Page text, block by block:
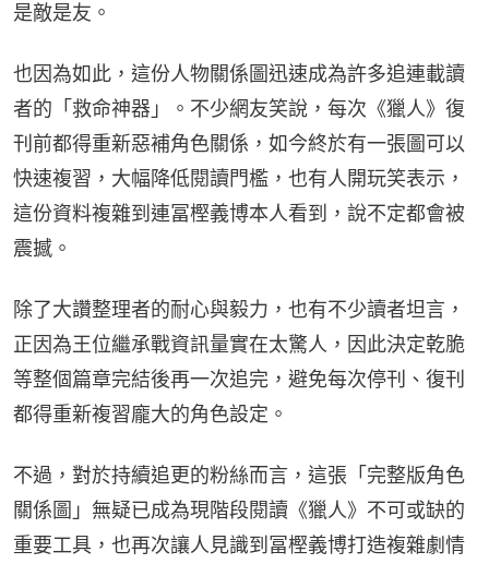
是敵是友。
也因為如此，這份人物關係圖迅速成為許多追連載讀
者的「救命神器」。不少網友笑說，每次《獵人》復
刊前都得重新惡補角色關係，如今終於有一張圖可以
快速複習，大幅降低閱讀門檻，也有人開玩笑表示，
這份資料複雜到連冨樫義博本人看到，說不定都會被
震撼。
除了大讚整理者的耐心與毅力，也有不少讀者坦言，
正因為王位繼承戰資訊量實在太驚人，因此決定乾脆
等整個篇章完結後再一次追完，避免每次停刊、復刊
都得重新複習龐大的角色設定。
不過，對於持續追更的粉絲而言，這張「完整版角色
關係圖」無疑已成為現階段閱讀《獵人》不可或缺的
重要工具，也再次讓人見識到冨樫義博打造複雜劇情